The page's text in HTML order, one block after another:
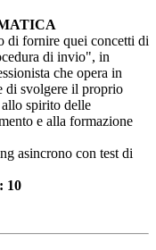
di fornire quei concetti di
di invio", in
che opera in
di svolgere il proprio
spirito delle
e alla formazione
asincrono con test di
10